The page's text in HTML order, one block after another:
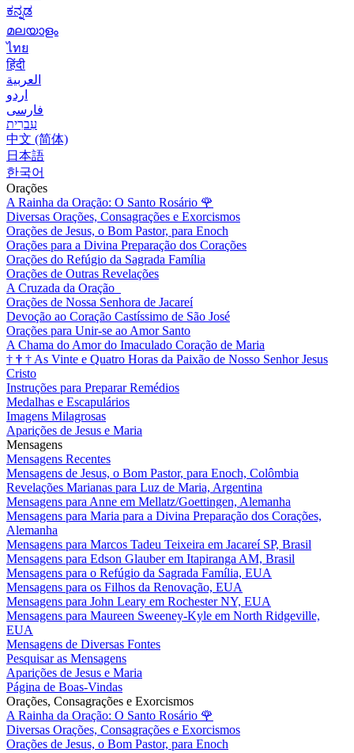
ಕನ್ನಡ
മലയാളം
ไทย
हिंदी
العربية
اردو
فارسی
עִברִית
中文 (简体)
日本語
한국어
Orações
A Rainha da Oração: O Santo Rosário 🌹
Diversas Orações, Consagrações e Exorcismos
Orações de Jesus, o Bom Pastor, para Enoch
Orações para a Divina Preparação dos Corações
Orações do Refúgio da Sagrada Família
Orações de Outras Revelações
A Cruzada da Oração
Orações de Nossa Senhora de Jacareí
Devoção ao Coração Castíssimo de São José
Orações para Unir-se ao Amor Santo
A Chama do Amor do Imaculado Coração de Maria
† † † As Vinte e Quatro Horas da Paixão de Nosso Senhor Jesus
Cristo
Instruções para Preparar Remédios
Medalhas e Escapulários
Imagens Milagrosas
Aparições de Jesus e Maria
Mensagens
Mensagens Recentes
Mensagens de Jesus, o Bom Pastor, para Enoch, Colômbia
Revelações Marianas para Luz de Maria, Argentina
Mensagens para Anne em Mellatz/Goettingen, Alemanha
Mensagens para Maria para a Divina Preparação dos Corações,
Alemanha
Mensagens para Marcos Tadeu Teixeira em Jacareí SP, Brasil
Mensagens para Edson Glauber em Itapiranga AM, Brasil
Mensagens para o Refúgio da Sagrada Família, EUA
Mensagens para os Filhos da Renovação, EUA
Mensagens para John Leary em Rochester NY, EUA
Mensagens para Maureen Sweeney-Kyle em North Ridgeville,
EUA
Mensagens de Diversas Fontes
Pesquisar as Mensagens
Aparições de Jesus e Maria
Página de Boas-Vindas
Orações, Consagrações e Exorcismos
A Rainha da Oração: O Santo Rosário 🌹
Diversas Orações, Consagrações e Exorcismos
Orações de Jesus, o Bom Pastor, para Enoch